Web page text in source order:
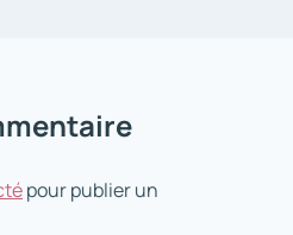
pour publier un